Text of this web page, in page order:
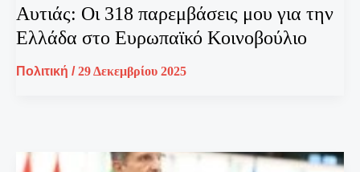
Αυτιάς: Οι 318 παρεμβάσεις μου για την
Ελλάδα στο Ευρωπαϊκό Κοινοβούλιο
Πολιτική /29 Δεκεμβρίου 2025